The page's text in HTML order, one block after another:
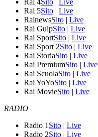
Rai 4Sito | Live
Rai 5Sito | Live
RainewsSito | Live
Rai GulpSito | Live
Rai SportSito | Live
Rai Sport 2Sito | Live
Rai StoriaSito | Live
Rai PremiumSito | Live
Rai ScuolaSito | Live
Rai YoYoSito | Live
Rai MovieSito | Live
RADIO
Radio 1 Sito | Live
Radio 2Sito | Live